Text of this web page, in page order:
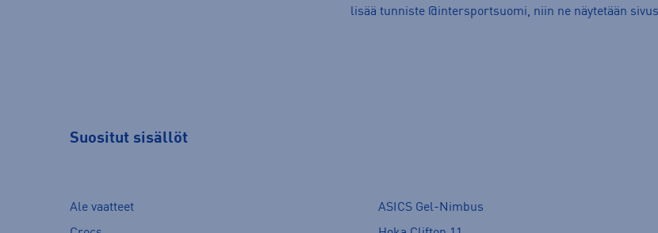
lisää tunniste @intersportsuomi, niin ne näytetään
Suositut sisällöt
Ale vaatteet ASICS Gel-Nimbus